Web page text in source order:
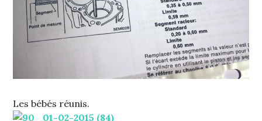
Les bébés réunis.